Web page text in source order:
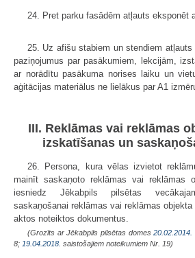
24. Pret parku fasādēm atļauts eksponēt
25. Uz afišu stabiem un stendiem
paziņojumus par pasākumiem, lekcijām,
ar norādītu pasākuma norises laiku un
aģitācijas materiālus ne lielākus par A1
III. Reklāmas vai reklāmas
izskatīšanas un
26. Persona, kura vēlas izvietot
mainīt saskaņoto reklāmas vai reklāmas
iesniedz Jēkabpils pilsētas
saskaņošanai reklāmas vai reklāmas
aktos noteiktos dokumentus.
(Grozīts ar Jēkabpils pilsētas domes20.02.2014.
8; 19.04.2018. saistošajiem noteikumiem Nr. 19)